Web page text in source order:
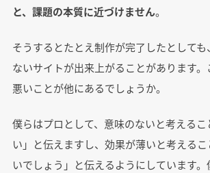
と、課題の本質に近づけません。
そうするとたとえ制作が完了したとして
ないサイトが出来上がることがあります
悪いことが他にあるでしょうか。
僕らはプロとして、意味のないと考える
い」と伝えますし、効果が薄いと考える
いでしょう」と伝えるようにしています